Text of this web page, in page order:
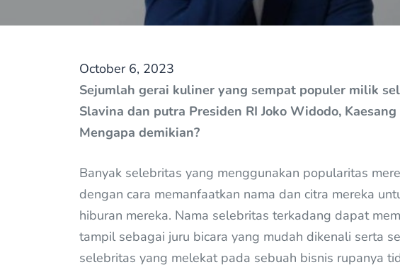
October 6, 2023
Sejumlah gerai kuliner yang sempat populer milik
Slavina dan putra Presiden RI Joko Widodo,
Mengapa demikian?
Banyak selebritas yang menggunakan popularitas
dengan cara memanfaatkan nama dan citra mereka
hiburan mereka. Nama selebritas terkadang dapat
tampil sebagai juru bicara yang mudah dikenali serta
selebritas yang melekat pada sebuah bisnis rupanya